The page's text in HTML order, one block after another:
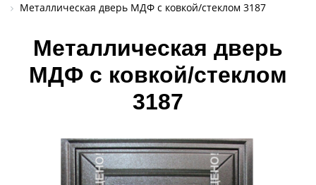
Металлическая дверь МДФ с ковкой/стеклом 3187
Металлическая дверь
МДФ с ковкой/стеклом
3187